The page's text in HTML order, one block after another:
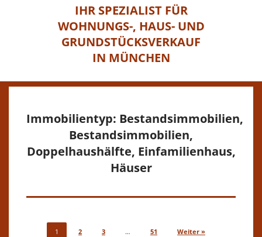
IHR SPEZIALIST FÜR
WOHNUNGS-, HAUS- UND
GRUNDSTÜCKSVERKAUF
IN MÜNCHEN
Immobilientyp: Bestandsimmobilien,
Bestandsimmobilien,
Doppelhaushälfte, Einfamilienhaus,
Häuser
1 2 3 … 51 Weiter »